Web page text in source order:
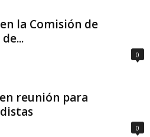
la Comisión de
0
reunión para
0